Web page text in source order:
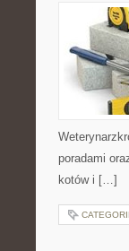
poradami
kotów i […]